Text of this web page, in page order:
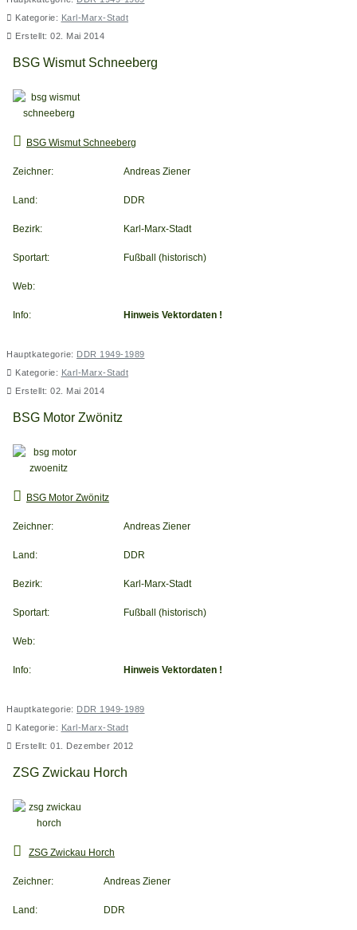
Kategorie: Karl-Marx-Stadt
Erstellt: 02. Mai 2014
BSG Wismut Schneeberg
BSG Wismut Schneeberg
Zeichner: Andreas Ziener
Land: DDR
Bezirk: Karl-Marx-Stadt
Sportart: Fußball (historisch)
Web:
Info: Hinweis Vektordaten !
Hauptkategorie: DDR 1949-1989
Kategorie: Karl-Marx-Stadt
Erstellt: 02. Mai 2014
BSG Motor Zwönitz
BSG Motor Zwönitz
Zeichner: Andreas Ziener
Land: DDR
Bezirk: Karl-Marx-Stadt
Sportart: Fußball (historisch)
Web:
Info: Hinweis Vektordaten !
Hauptkategorie: DDR 1949-1989
Kategorie: Karl-Marx-Stadt
Erstellt: 01. Dezember 2012
ZSG Zwickau Horch
ZSG Zwickau Horch
Zeichner: Andreas Ziener
Land: DDR